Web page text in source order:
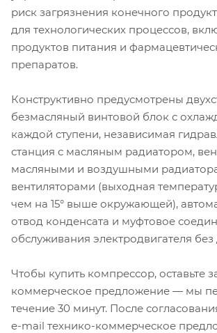
риск загрязнения конечного
для технологических процессов,
продуктов питания и
препаратов.
Конструктивно предусмотрены
безмасляный винтовой блок с
каждой ступени, независимая
станция с масляным радиатором,
масляными и воздушными
вентиляторами (выходная
чем на 15° выше окружающей),
отвод конденсата и муфтовое
обслуживания электродвигателя
Чтобы купить компрессор, оставьте
коммерческое предложение — мы
течение 30 минут. После
e-mail технико-коммерческое